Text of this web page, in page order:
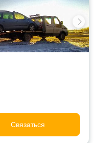
Связаться